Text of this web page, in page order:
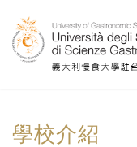
學校介紹